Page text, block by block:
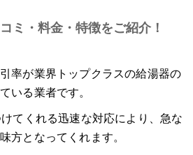
ミ・料金・特徴をご紹介！
率が業界トップクラスの給湯器の
いる業者です。
てくれる迅速な対応により、急な
方となってくれます。